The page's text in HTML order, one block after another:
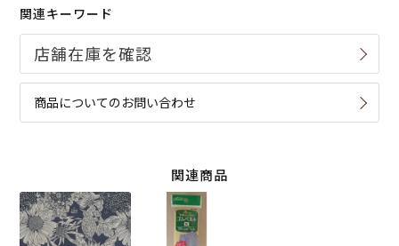
関連キーワード
商品についてのお問い合わせ
関連商品